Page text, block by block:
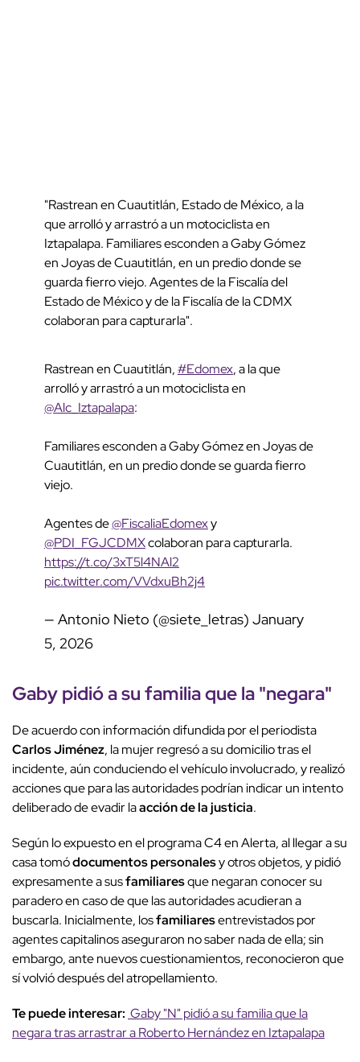
"Rastrean en Cuautitlán, Estado de México, a la
que arrolló y arrastró a un motociclista en
Iztapalapa. Familiares esconden a Gaby Gómez
en Joyas de Cuautitlán, en un predio donde se
guarda fierro viejo. Agentes de la Fiscalía del
Estado de México y de la Fiscalía de la CDMX
colaboran para capturarla".
Rastrean en Cuautitlán,#Edomex, a la que
arrolló y arrastró a un motociclista en
@Alc_Iztapalapa:
Familiares esconden a Gaby Gómez en Joyas de
Cuautitlán, en un predio donde se guarda fierro
viejo.
Agentes de@FiscaliaEdomexy
@PDI_FGJCDMXcolaboran para capturarla.
https://t.co/3xT5l4NAl2
pic.twitter.com/VVdxuBh2j4
— Antonio Nieto (@siete_letras) January
5, 2026
Gaby pidió a su familia que la "negara"
De acuerdo con información difundida por el periodista
Carlos Jiménez, la mujer regresó a su domicilio tras el
incidente, aún conduciendo el vehículo involucrado, y realizó
acciones que para las autoridades podrían indicar un intento
deliberado de evadir laacción de la justicia.
Según lo expuesto en el programa C4 en Alerta, al llegar a su
casa tomódocumentos personalesy otros objetos, y pidió
expresamente a susfamiliaresque negaran conocer su
paradero en caso de que las autoridades acudieran a
buscarla. Inicialmente, losfamiliaresentrevistados por
agentes capitalinos aseguraron no saber nada de ella; sin
embargo, ante nuevos cuestionamientos, reconocieron que
sí volvió después del atropellamiento.
Te puede interesar: Gaby "N" pidió a su familia que la
negara tras arrastrar a Roberto Hernández en Iztapalapa